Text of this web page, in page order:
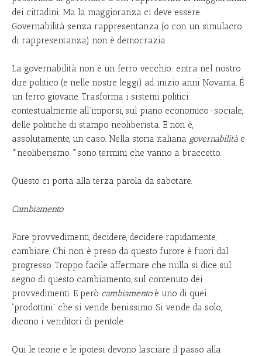
dei cittadini. Ma la maggioranza ci deve essere.
Governabilità senza rappresentanza (o con un simulacro
di rappresentanza) non è democrazia.
La governabilità non è un ferro vecchio: entra nel nostro
dire politico (e nelle nostre leggi) ad inizio anni Novanta. É
un ferro giovane. Trasforma i sistemi politici
contestualmente all’imporsi, sul piano economico-sociale,
delle politiche di stampo neoliberista. E non è,
assolutamente, un caso. Nella storia italiana governabilità e
*neoliberismo *sono termini che vanno a braccetto.
Questo ci porta alla terza parola da sabotare.
Cambiamento
Fare provvedimenti, decidere, decidere rapidamente,
cambiare. Chi non è preso da questo furore è fuori dal
progresso. Troppo facile affermare che nulla si dice sul
segno di questo cambiamento, sul contenuto dei
provvedimenti. E però cambiamentoè uno di quei
“prodottini” che si vende benissimo. Si vende da solo,
dicono i venditori di pentole.
Qui le teorie e le ipotesi devono lasciare il passo alla